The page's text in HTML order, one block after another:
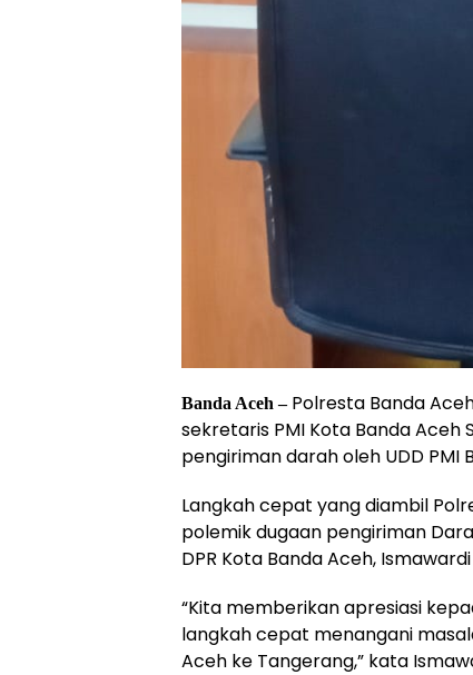
Banda Aceh –Polresta Banda
sekretaris PMI Kota Banda
pengiriman darah oleh UDD PMI
Langkah cepat yang diambil
polemik dugaan pengiriman
DPR Kota Banda Aceh,
“Kita memberikan apresiasi
langkah cepat menangani
Aceh ke Tangerang,” kata